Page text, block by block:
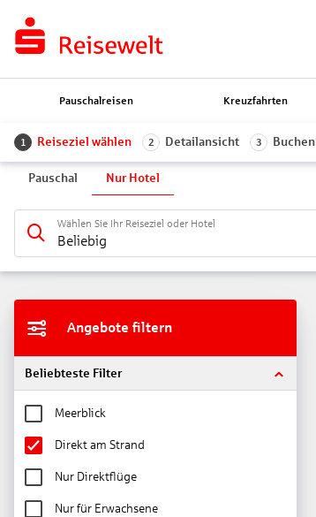
Pauschalreisen Kreuzfahrten
1 Reiseziel wählen 2 Detailansicht 3 Buchen
Pauschal Nur Hotel
Wählen Sie Ihr Reiseziel oder Hotel
Beliebig
Angebote filtern
Beliebteste Filter
Meerblick
Direkt am Strand
Nur Direktflüge
Nur für Erwachsene